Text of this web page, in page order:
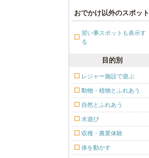
おでかけ以外のスポット
習い事スポットも表示す
る
目的別
レジャー施設で遊ぶ
動物・植物とふれあう
自然とふれあう
水遊び
収穫・農業体験
体を動かす